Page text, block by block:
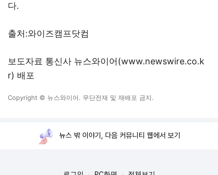
다.
출처:와이즈캠프닷컴
보도자료 통신사 뉴스와이어(www.newswire.co.k
r) 배포
Copyright © 뉴스와이어. 무단전재 및 재배포 금지.
뉴스 밖 이야기, 다음 커뮤니티 웹에서 보기